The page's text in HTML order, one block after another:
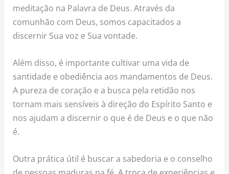
meditação na Palavra de Deus. Através da
comunhão com Deus, somos capacitados a
discernir Sua voz e Sua vontade.
Além disso, é importante cultivar uma vida de
santidade e obediência aos mandamentos de Deus.
A pureza de coração e a busca pela retidão nos
tornam mais sensíveis à direção do Espírito Santo e
nos ajudam a discernir o que é de Deus e o que não
é.
Outra prática útil é buscar a sabedoria e o conselho